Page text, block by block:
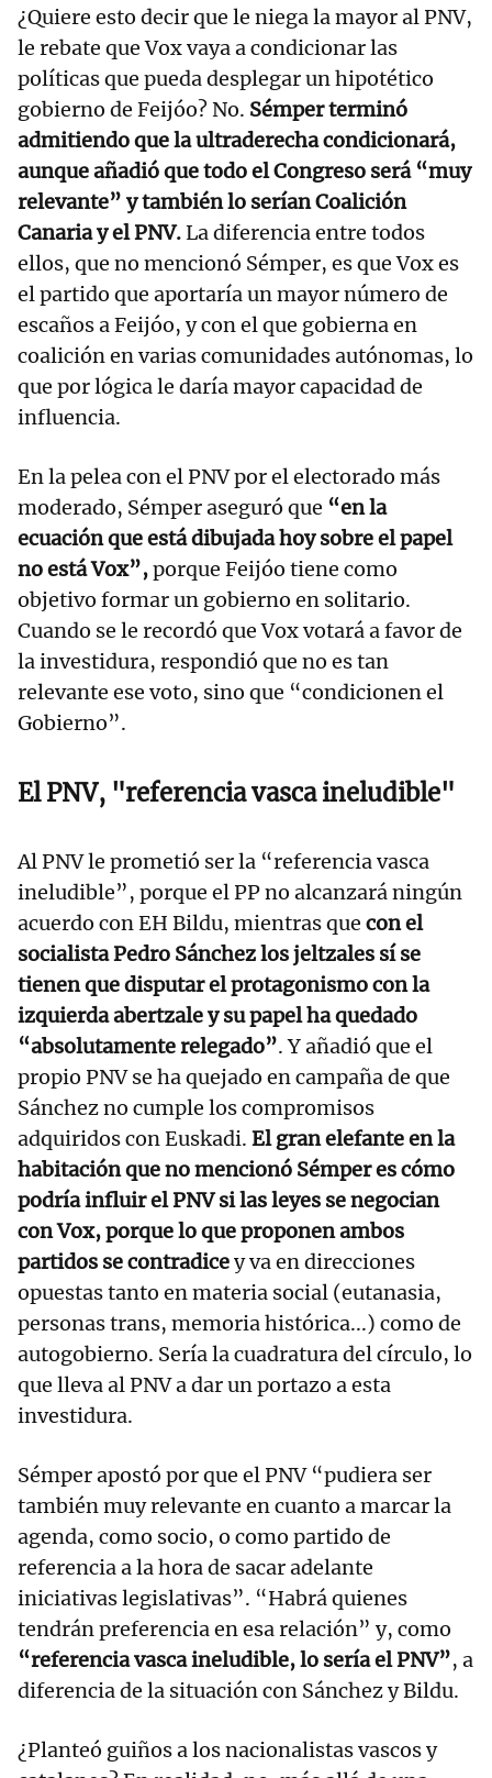
¿Quiere esto decir que le niega la mayor al PNV,
le rebate que Vox vaya a condicionar las
políticas que pueda desplegar un hipotético
gobierno de Feijóo? No. Sémper terminó
admitiendo que la ultraderecha condicionará,
aunque añadió que todo el Congreso será “muy
relevante” y también lo serían Coalición
Canaria y el PNV.La diferencia entre todos
ellos, que no mencionó Sémper, es que Vox es
el partido que aportaría un mayor número de
escaños a Feijóo, y con el que gobierna en
coalición en varias comunidades autónomas, lo
que por lógica le daría mayor capacidad de
influencia.
En la pelea con el PNV por el electorado más
moderado, Sémper aseguró que “en la
ecuación que está dibujada hoy sobre el papel
no está Vox”,porque Feijóo tiene como
objetivo formar un gobierno en solitario.
Cuando se le recordó que Vox votará a favor de
la investidura, respondió que no es tan
relevante ese voto, sino que “condicionen el
Gobierno”.
El PNV, "referencia vasca ineludible"
Al PNV le prometió ser la “referencia vasca
ineludible”, porque el PP no alcanzará ningún
acuerdo con EH Bildu, mientras que con el
socialista Pedro Sánchez los jeltzales sí se
tienen que disputar el protagonismo con la
izquierda abertzale y su papel ha quedado
“absolutamente relegado”. Y añadió que el
propio PNV se ha quejado en campaña de que
Sánchez no cumple los compromisos
adquiridos con Euskadi. El gran elefante en la
habitación que no mencionó Sémper es cómo
podría influir el PNV si las leyes se negocian
con Vox, porque lo que proponen ambos
partidos se contradicey va en direcciones
opuestas tanto en materia social (eutanasia,
personas trans, memoria histórica...) como de
autogobierno. Sería la cuadratura del círculo, lo
que lleva al PNV a dar un portazo a esta
investidura.
Sémper apostó por que el PNV “pudiera ser
también muy relevante en cuanto a marcar la
agenda, como socio, o como partido de
referencia a la hora de sacar adelante
iniciativas legislativas”. “Habrá quienes
tendrán preferencia en esa relación” y, como
“referencia vasca ineludible, lo sería el PNV”, a
diferencia de la situación con Sánchez y Bildu.
¿Planteó guiños a los nacionalistas vascos y